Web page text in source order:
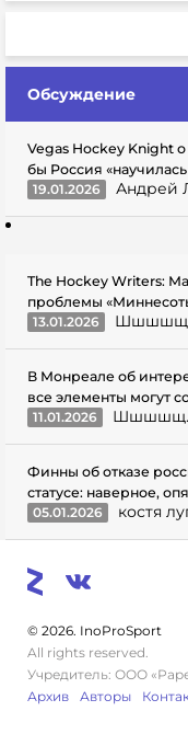
Обсуждение
Vegas Hockey Knight
бы Россия
19.01.2026
Андрей
The Hockey Writers:
проблемы
13.01.2026
В Монреале об
все элементы могут
11.01.2026
Финны об отказе
статусе: наверное,
05.01.2026
костя
© 2026. InoProSport
All rights reserved.
Учредитель: ООО
Архив
Авторы